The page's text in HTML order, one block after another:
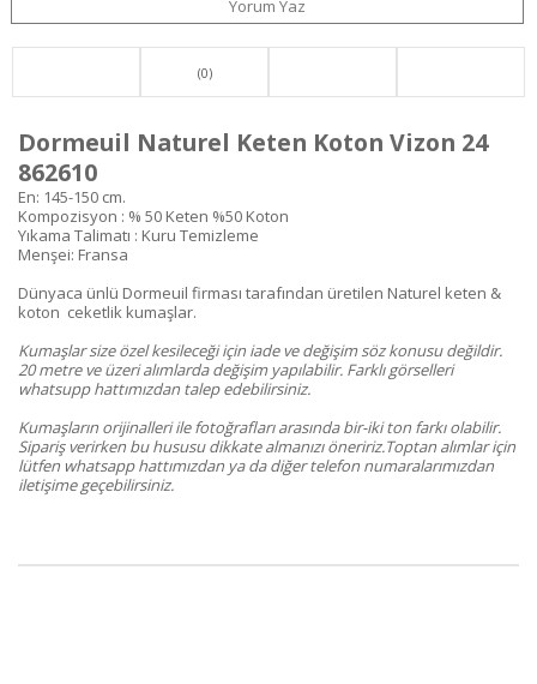
Yorum Yaz
(0)
Dormeuil Naturel Keten Koton Vizon 24
862610
En: 145-150 cm.
Kompozisyon : % 50 Keten %50 Koton
Yıkama Talimatı : Kuru Temizleme
Menşei: Fransa
Dünyaca ünlü Dormeuil firması tarafından üretilen Naturel keten &
koton ceketlik kumaşlar.
Kumaşlar size özel kesileceği için iade ve değişim söz konusu değildir.
20 metre ve üzeri alımlarda değişim yapılabilir. Farklı görselleri
whatsupp hattımızdan talep edebilirsiniz.
Kumaşların orijinalleri ile fotoğrafları arasında bir-iki ton farkı olabilir.
Sipariş verirken bu hususu dikkate almanızı öneririz.Toptan alımlar için
lütfen whatsapp hattımızdan ya da diğer telefon numaralarımızdan
iletişime geçebilirsiniz.